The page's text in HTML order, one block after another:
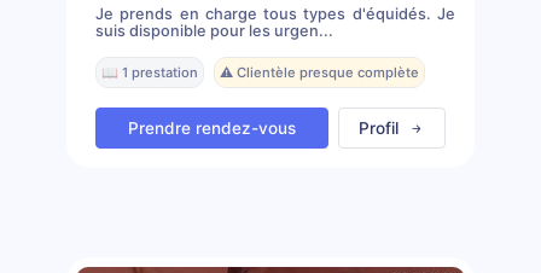
Je prends en charge tous types d'équidés. Je
suis disponible pour les urgen...
📖 1 prestation ⚠️ Clientèle presque complète
Prendre rendez-vous Profil